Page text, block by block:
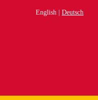
English Deutsch